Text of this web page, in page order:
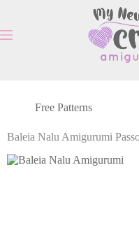
Free Patterns
Baleia Nalu Amigurumi